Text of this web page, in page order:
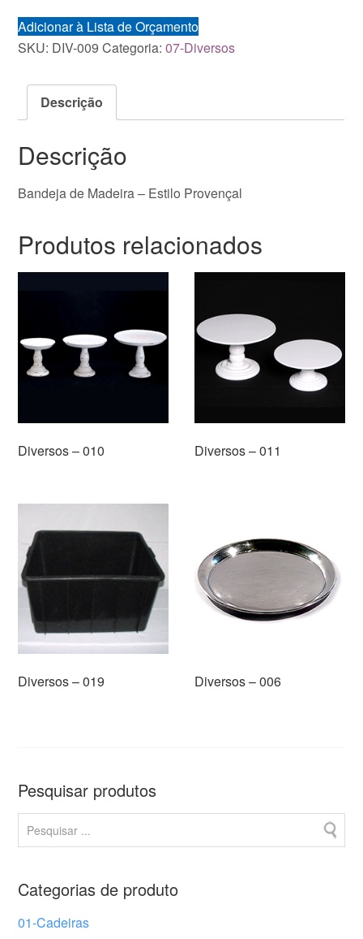
Adicionar à Lista de Orçamento
SKU: DIV-009 Categoria:07-Diversos
Descrição
Descrição
Bandeja de Madeira – Estilo Provençal
Produtos relacionados
Diversos – 010 Diversos – 011
Diversos – 019 Diversos – 006
Pesquisar produtos
Categorias de produto
01-Cadeiras